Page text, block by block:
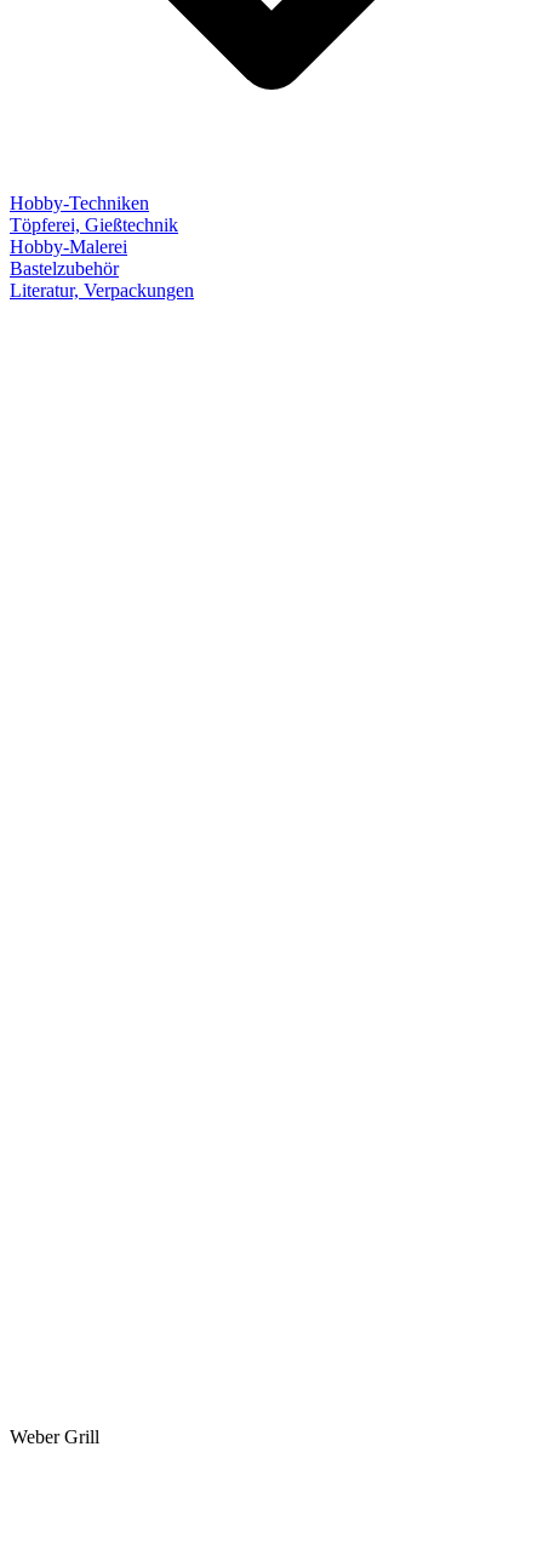
Hobby-Techniken
Töpferei, Gießtechnik
Hobby-Malerei
Bastelzubehör
Literatur, Verpackungen
Weber Grill